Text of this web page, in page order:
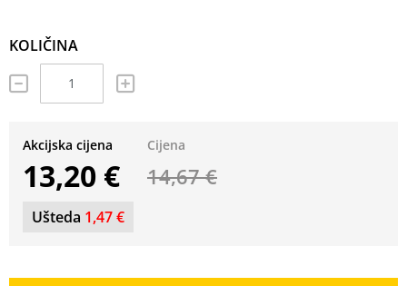
KOLIČINA
Akcijska cijena
13,20 €
Cijena
14,67 €
Ušteda 1,47 €